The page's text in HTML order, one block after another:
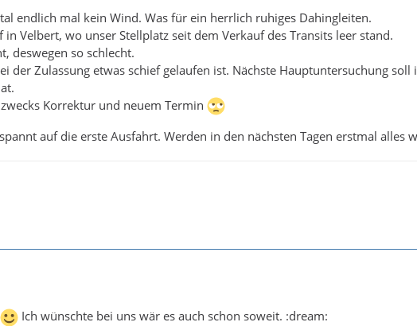
endlich mal kein Wind. Was für ein herrlich ruhiges Dahingleiten.
Velbert, wo unser Stellplatz seit dem Verkauf des Transits leer stand.
deswegen so schlecht.
der Zulassung etwas schief gelaufen ist. Nächste Hauptuntersuchung soll
Korrektur und neuem Termin
auf die erste Ausfahrt. Werden in den nächsten Tagen erstmal alles
Ich wünschte bei uns wär es auch schon soweit. :dream: